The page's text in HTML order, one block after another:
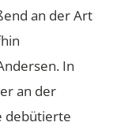
an der Art
In
an der
debütierte